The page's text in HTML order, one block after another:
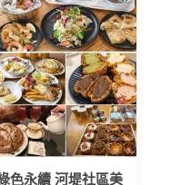
色永續 河堤社區美